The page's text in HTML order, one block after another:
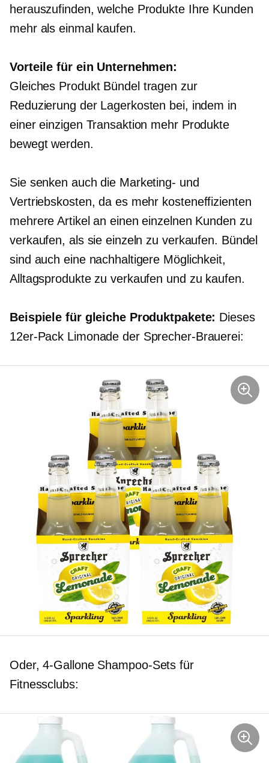
herauszufinden, welche Produkte Ihre Kunden
mehr als einmal kaufen.
Vorteile für ein Unternehmen:
Gleiches ProduktBündel tragen zur
Reduzierung der Lagerkosten bei, indem in
einer einzigen Transaktion mehr Produkte
bewegt werden.
Sie senken auch die Marketing- und
Vertriebskosten, da es mehr kosteneffizienten
mehrere Artikel an einen einzelnen Kunden zu
verkaufen, als sie einzeln zu verkaufen. Bündel
sind auch eine nachhaltigere Möglichkeit,
Alltagsprodukte zu verkaufen und zu kaufen.
Beispiele für gleiche Produktpakete: Dieses
12er-Pack Limonade der Sprecher-Brauerei:
Oder,4-GalloneShampoo-Sets für
Fitnessclubs: